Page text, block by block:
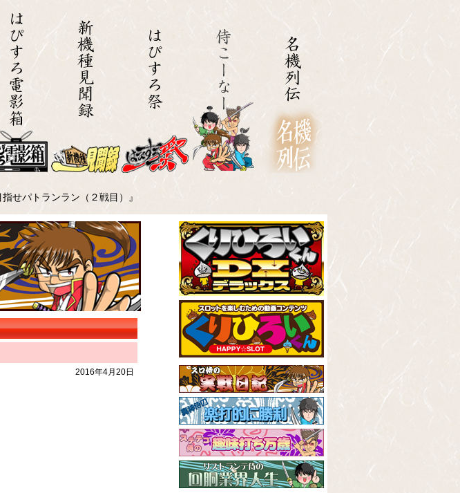
せパトランラン（２戦目）』
2016年4月20日